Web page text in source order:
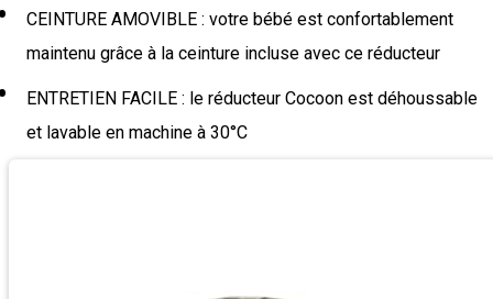
CEINTURE AMOVIBLE : votre bébé est confortablement
maintenu grâce à la ceinture incluse avec ce réducteur
ENTRETIEN FACILE : le réducteur Cocoon est déhoussable
et lavable en machine à 30°C